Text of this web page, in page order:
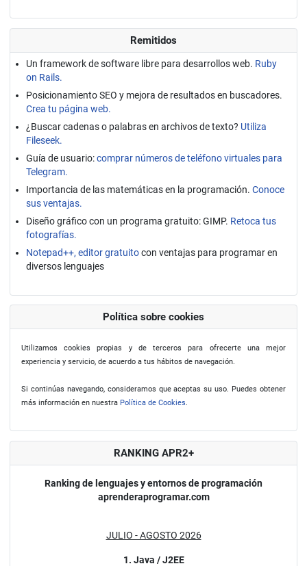
Remitidos
Un framework de software libre para desarrollos web. Ruby
on Rails.
Posicionamiento SEO y mejora de resultados en buscadores.
Crea tu página web.
¿Buscar cadenas o palabras en archivos de texto? Utiliza
Fileseek.
Guía de usuario:comprar números de teléfono virtuales para
Telegram.
Importancia de las matemáticas en la programación. Conoce
sus ventajas.
Diseño gráfico con un programa gratuito: GIMP. Retoca tus
fotografías.
Notepad++, editor gratuitocon ventajas para programar en
diversos lenguajes
Política sobre cookies
Utilizamos cookies propias y de terceros para ofrecerte una mejor
experiencia y servicio, de acuerdo a tus hábitos de navegación.
Si continúas navegando, consideramos que aceptas su uso. Puedes obtener
más información en nuestra Política de Cookies.
RANKING APR2+
Ranking de lenguajes y entornos de programación
aprenderaprogramar.com
JULIO - AGOSTO 2026
1. Java / J2EE